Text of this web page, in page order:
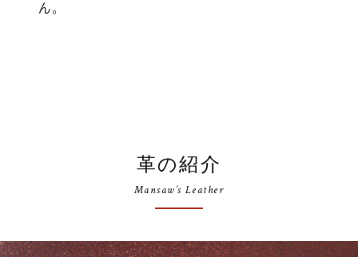
ん。
革の紹介
Mansaw’s Leather